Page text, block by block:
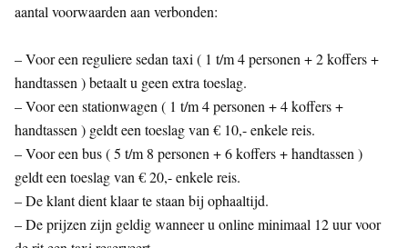
aantal voorwaarden aan verbonden:
– Voor een reguliere sedan taxi ( 1 t/m 4 personen + 2 koffers +
handtassen ) betaalt u geen extra toeslag.
– Voor een stationwagen ( 1 t/m 4 personen + 4 koffers +
handtassen ) geldt een toeslag van € 10,- enkele reis.
– Voor een bus ( 5 t/m 8 personen + 6 koffers + handtassen )
geldt een toeslag van € 20,- enkele reis.
– De klant dient klaar te staan bij ophaaltijd.
– De prijzen zijn geldig wanneer u online minimaal 12 uur voor